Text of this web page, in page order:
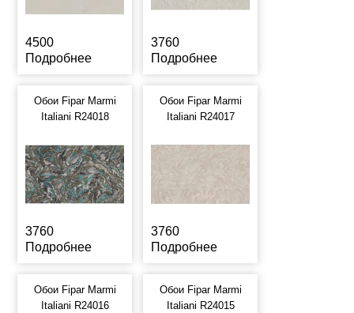
4500
Подробнее
3760
Подробнее
Обои Fipar Marmi
Italiani R24018
3760
Подробнее
Обои Fipar Marmi
Italiani R24017
3760
Подробнее
Обои Fipar Marmi
Italiani R24016
Обои Fipar Marmi
Italiani R24015